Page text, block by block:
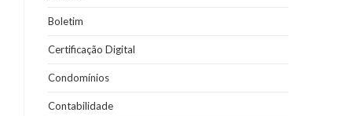
Boletim
Certificação Digital
Condomínios
Contabilidade